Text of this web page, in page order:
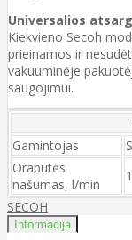
Universalios
Kiekvieno Secoh
prieinamos ir
vakuuminėje
saugojimui.
Gamintojas
Orapūtės
našumas, l/min
SECOH
Informacija